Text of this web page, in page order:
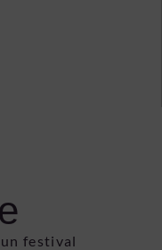
festival